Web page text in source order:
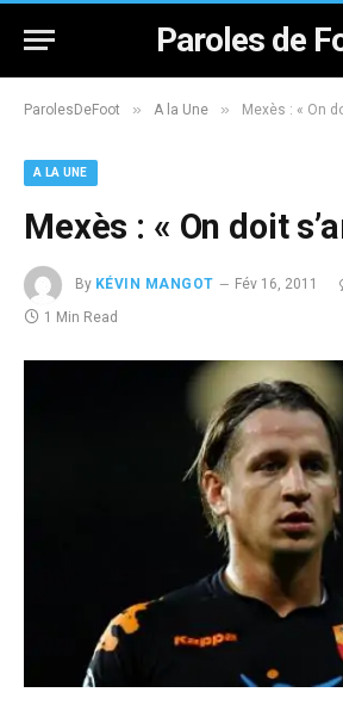
Paroles de
ParolesDeFoot » A la Une » Mexès : « On
A LA UNE
Mexès : « On doit
By KÉVIN MANGOT Fév 16, 2011
1 Min Read